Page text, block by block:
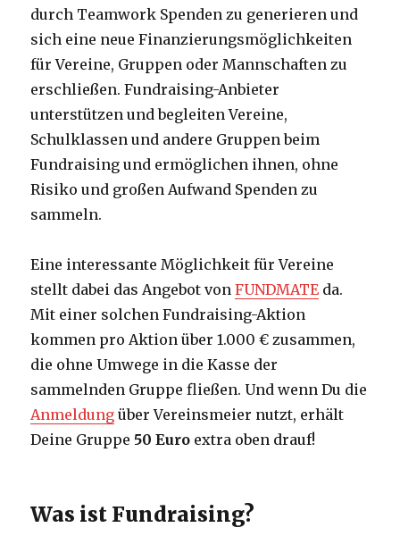
durch Teamwork Spenden zu generieren und
sich eine neue Finanzierungsmöglichkeiten
für Vereine, Gruppen oder Mannschaften zu
erschließen. Fundraising-Anbieter
unterstützen und begleiten Vereine,
Schulklassen und andere Gruppen beim
Fundraising und ermöglichen ihnen, ohne
Risiko und großen Aufwand Spenden zu
sammeln.
Eine interessante Möglichkeit für Vereine
stellt dabei das Angebot vonFUNDMATE da.
Mit einer solchen Fundraising-Aktion
kommen pro Aktion über 1.000 € zusammen,
die ohne Umwege in die Kasse der
sammelnden Gruppe fließen. Und wenn Du die
Anmeldung über Vereinsmeier nutzt, erhält
Deine Gruppe 50 Euro extra oben drauf!
Was ist Fundraising?